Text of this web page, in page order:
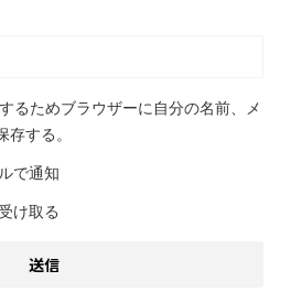
るためブラウザーに自分の名前、メ
する。
で通知
け取る